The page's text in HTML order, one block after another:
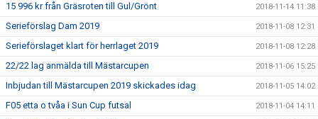
15 996 kr från Gräsroten till Gul/Grönt 2018-11-14 11:38
Serieförslag Dam 2019 2018-11-08 12:31
Serieförslaget klart för herrlaget 2019 2018-11-08 12:28
22/22 lag anmälda till Mästarcupen 2018-11-06 15:25
Inbjudan till Mästarcupen 2019 skickades idag 2018-11-05 14:02
F05 etta o tvåa i Sun Cup futsal 2018-11-04 14:11